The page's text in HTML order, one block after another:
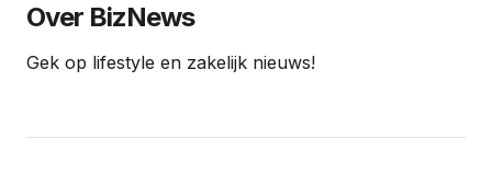
Over BizNews
Gek op lifestyle en zakelijk nieuws!